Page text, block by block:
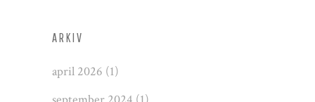
ARKIV
april 2026 (1)